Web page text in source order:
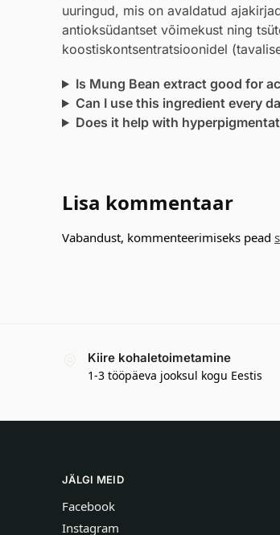
uuringud, mis on avaldatud
antioksüdantset võimekust ning
koostiskontsentratsioonidel
Is Mung Bean extract good for
Can I use this ingredient every
Does it help with
Lisa kommentaar
Vabandust, kommenteerimiseks pead
Kiire kohaletoimetamine
1-3 tööpäeva jooksul kogu Eestis
JÄLGI MEID
Facebook
Instagram